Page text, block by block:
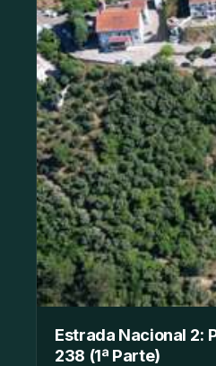
Estrada Nacional 2:
238 (1ª Parte)